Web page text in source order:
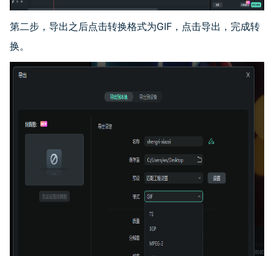
第二步，导出之后点击转换格式为GIF，点击导出，完成转
换。